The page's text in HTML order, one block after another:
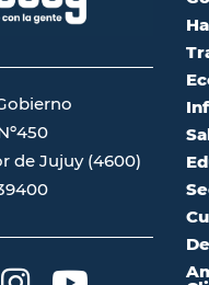
de Jujuy (4600)